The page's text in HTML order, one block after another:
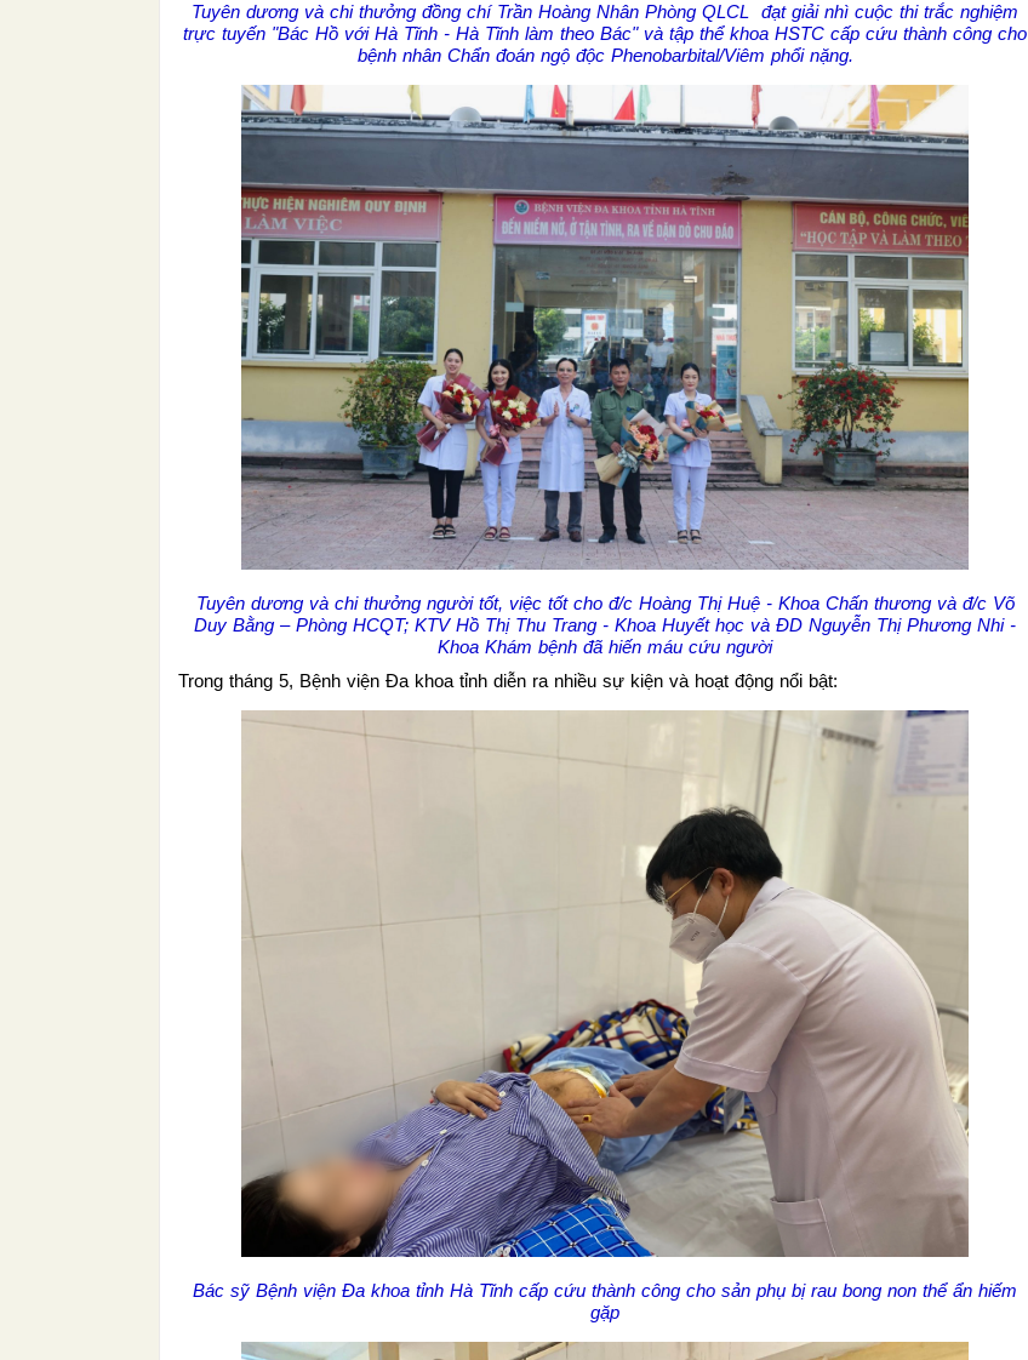
Tuyên dương và chi thưởng đồng chí Trần Hoàng Nhân Phòng QLCL đạt giải nhì cuộc thi trắc nghiệm
trực tuyến "Bác Hồ với Hà Tĩnh - Hà Tĩnh làm theo Bác" và tập thể khoa HSTC cấp cứu thành công cho
bệnh nhân Chẩn đoán ngộ độc Phenobarbital/Viêm phổi nặng.
Tuyên dương và chi thưởng người tốt, việc tốt cho đ/c Hoàng Thị Huệ - Khoa Chấn thương và đ/c Võ
Duy Bằng – Phòng HCQT; KTV Hồ Thị Thu Trang - Khoa Huyết học và ĐD Nguyễn Thị Phương Nhi -
Khoa Khám bệnh đã hiến máu cứu người
Trong tháng 5, Bệnh viện Đa khoa tỉnh diễn ra nhiều sự kiện và hoạt động nổi bật:
Bác sỹ Bệnh viện Đa khoa tỉnh Hà Tĩnh cấp cứu thành công cho sản phụ bị rau bong non thể ẩn hiếm
gặp